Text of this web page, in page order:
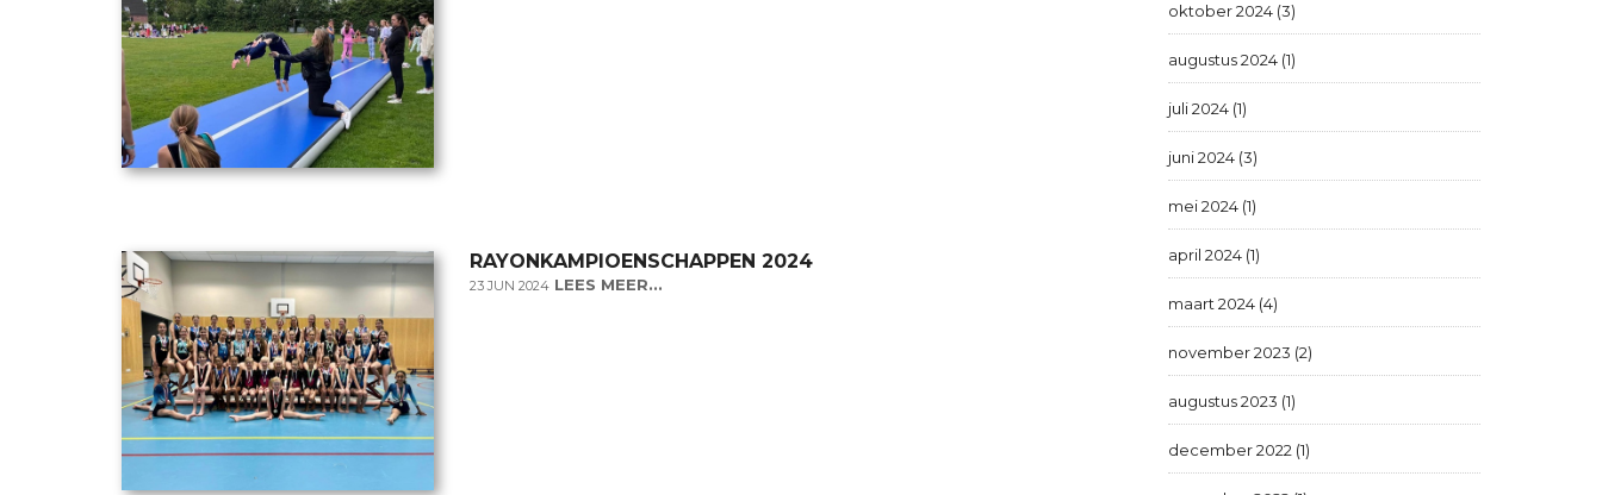
RAYONKAMPIOENSCHAPPEN 2024
23 JUN 2024 LEES MEER...
oktober 2024 (3)
augustus 2024 (1)
juli 2024 (1)
juni 2024 (3)
mei 2024 (1)
april 2024 (1)
maart 2024 (4)
november 2023 (2)
augustus 2023 (1)
december 2022 (1)